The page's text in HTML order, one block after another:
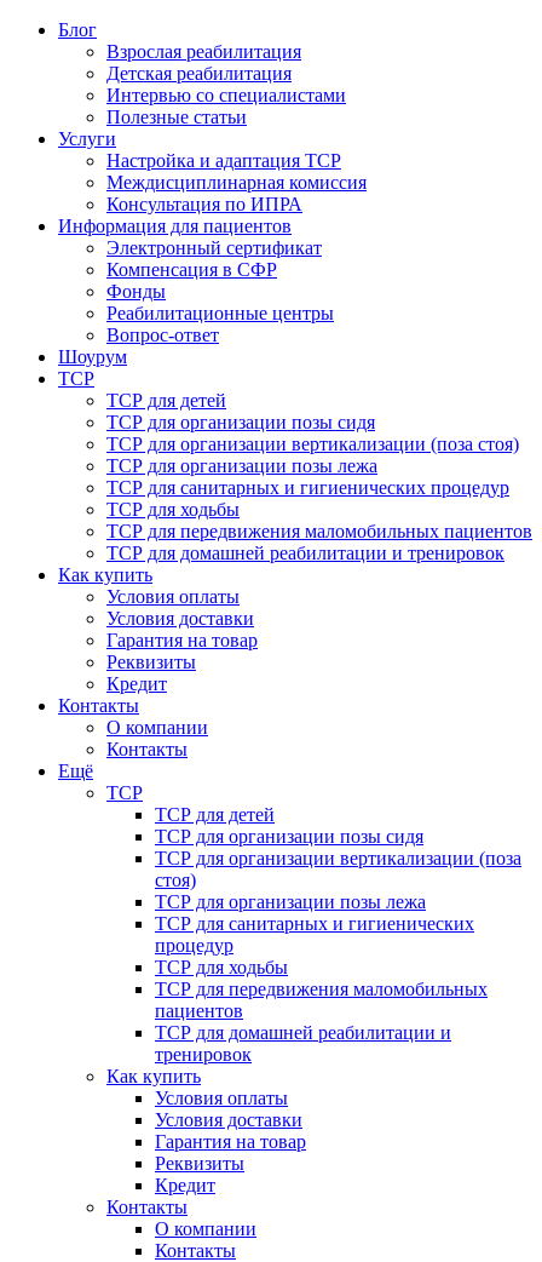
Блог
Взрослая реабилитация
Детская реабилитация
Интервью со специалистами
Полезные статьи
Услуги
Настройка и адаптация ТСР
Междисциплинарная комиссия
Консультация по ИПРА
Информация для пациентов
Электронный сертификат
Компенсация в СФР
Фонды
Реабилитационные центры
Вопрос-ответ
Шоурум
ТСР
ТСР для детей
ТСР для организации позы сидя
ТСР для организации вертикализации (поза стоя)
ТСР для организации позы лежа
ТСР для санитарных и гигиенических процедур
ТСР для ходьбы
ТСР для передвижения маломобильных пациентов
ТСР для домашней реабилитации и тренировок
Как купить
Условия оплаты
Условия доставки
Гарантия на товар
Реквизиты
Кредит
Контакты
О компании
Контакты
Ещё
ТСР
ТСР для детей
ТСР для организации позы сидя
ТСР для организации вертикализации (поза
стоя)
ТСР для организации позы лежа
ТСР для санитарных и гигиенических
процедур
ТСР для ходьбы
ТСР для передвижения маломобильных
пациентов
ТСР для домашней реабилитации и
тренировок
Как купить
Условия оплаты
Условия доставки
Гарантия на товар
Реквизиты
Кредит
Контакты
О компании
Контакты